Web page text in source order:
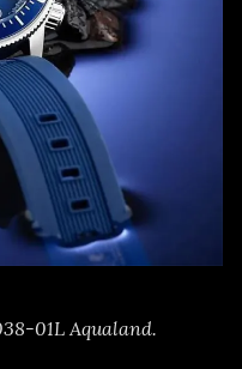
01L Aqualand.